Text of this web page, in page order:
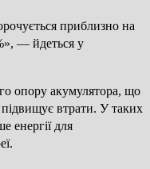
приблизно на
— йдеться у
опору акумулятора, що
підвищує втрати. У таких
енергії для